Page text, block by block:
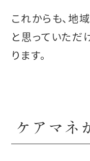
これからも、地
と思っていただ
ります。
ケアマネ